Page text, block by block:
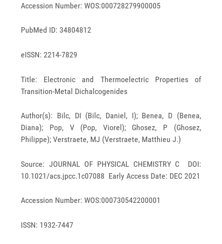
Accession Number: WOS:000728279900005
PubMed ID: 34804812
eISSN: 2214-7829
Title: Electronic and Thermoelectric Properties of
Transition-Metal Dichalcogenides
Author(s): Bilc, DI (Bilc, Daniel, I); Benea, D (Benea,
Diana); Pop, V (Pop, Viorel); Ghosez, P (Ghosez,
Philippe); Verstraete, MJ (Verstraete, Matthieu J.)
Source: JOURNAL OF PHYSICAL CHEMISTRY C DOI:
10.1021/acs.jpcc.1c07088 Early Access Date: DEC 2021
Accession Number: WOS:000730542200001
ISSN: 1932-7447